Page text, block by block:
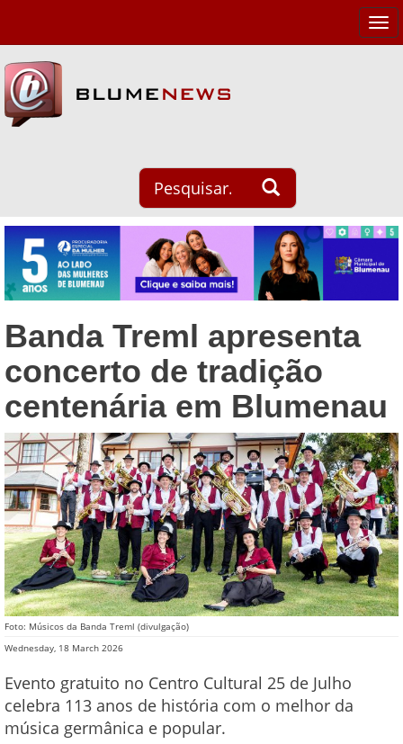
Banda Treml apresenta
concerto de tradição
centenária em Blumenau
Foto: Músicos da Banda Treml (divulgação)
Wednesday, 18 March 2026
Evento gratuito no Centro Cultural 25 de Julho
celebra 113 anos de história com o melhor da
música germânica e popular.